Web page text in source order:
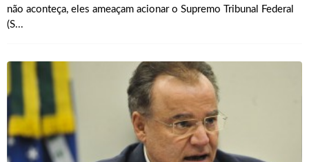
não aconteça, eles ameaçam acionar o Supremo Tribunal Federal
(S...